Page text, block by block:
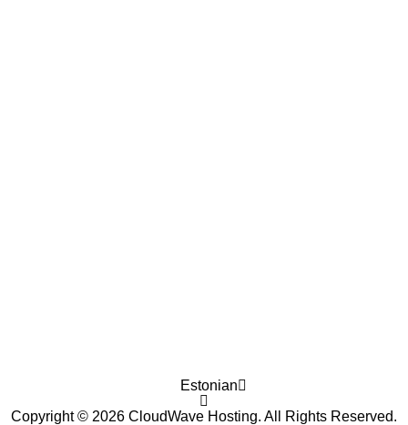
Copyright © 2026 CloudWave Hosting. All Rights Reserved.
Estonian